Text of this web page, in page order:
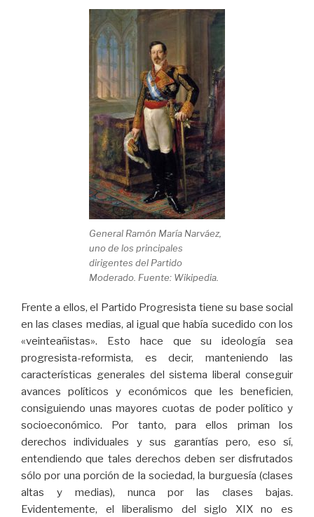
General Ramón María Narváez,
uno de los principales
dirigentes del Partido
Moderado. Fuente: Wikipedia.
Frente a ellos, el Partido Progresista tiene su base social
en las clases medias, al igual que había sucedido con los
«veinteañistas». Esto hace que su ideología sea
progresista-reformista, es decir, manteniendo las
características generales del sistema liberal conseguir
avances políticos y económicos que les beneficien,
consiguiendo unas mayores cuotas de poder político y
socioeconómico. Por tanto, para ellos priman los
derechos individuales y sus garantías pero, eso sí,
entendiendo que tales derechos deben ser disfrutados
sólo por una porción de la sociedad, la burguesía (clases
altas y medias), nunca por las clases bajas.
Evidentemente, el liberalismo del siglo XIX no es